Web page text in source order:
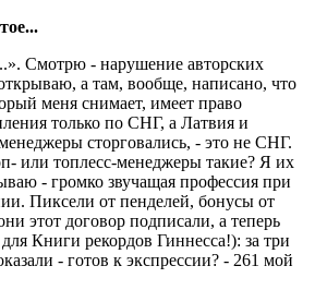
Смотрю - нарушение авторских
а там, вообще, написано, что
меня снимает, имеет право
только по СНГ, а Латвия и
сторговались, - это не СНГ.
или топлесс-менеджеры такие? Я их
- громко звучащая профессия при
Пиксели от пенделей, бонусы от
этот договор подписали, а теперь
Книги рекордов Гиннесса!): за три
- готов к экспрессии? - 261 мой